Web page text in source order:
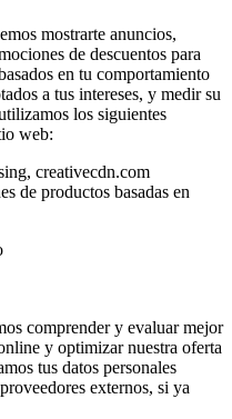
mostrarte anuncios,
de descuentos para
en tu comportamiento
a tus intereses, y medir su
los siguientes
web:
creativecdn.com
de productos basadas en
comprender y evaluar mejor
y optimizar nuestra oferta
tus datos personales
externos, si ya